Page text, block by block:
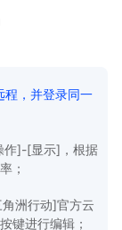
程，并登录同一
作]-[显示]，根据
；
洲行动]官方云
键进行编辑；